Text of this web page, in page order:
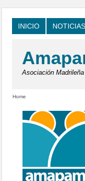
INICIO NOTICIAS
Asociación
Home